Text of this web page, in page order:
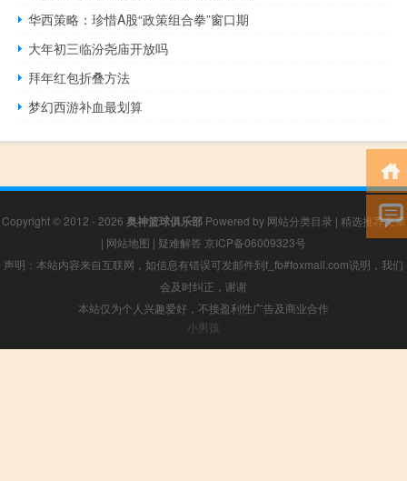
华西策略：珍惜A股“政策组合拳”窗口期
大年初三临汾尧庙开放吗
拜年红包折叠方法
梦幻西游补血最划算
Copyright © 2012 - 2026 奥神篮球俱乐部Powered by 网站分类目录 | 精选推荐文章
| 网站地图 | 疑难解答 京ICP备06009323号
声明：本站内容来自互联网，如信息有错误可发邮件到f_fb#foxmail.com说明，我们
会及时纠正，谢谢
本站仅为个人兴趣爱好，不接盈利性广告及商业合作
小男孩